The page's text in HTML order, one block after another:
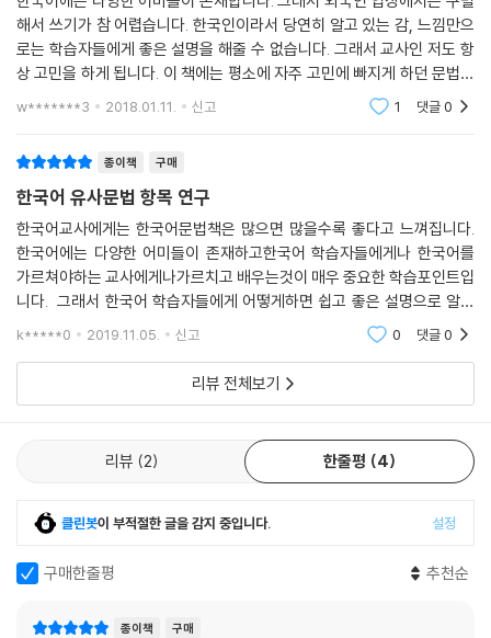
: -네(요) , -는군요 , -는구나
5.8 부담 제거 표현
: -어 버리다 , -어 치우다
5.9 상태 지속 표현
5.10 성취 표현
: -고 말다, -어 내다
5.11 속성 판단 표현
: -은/는 편이다, -은/는 축에 들다 , -은/는 감이 있다
5.12 안타까움 표현
: -고 말다 , -어 버리다
5.13 알려 주기 표현
: -거든(요) , -잖아(요) , -더라고(요) , -는답니다
5.14 의도 및 계획 표현
: -겠- , -을게(요) , -을래(요) , -을 것이다 , -고자 하다 , -으려고 하다 ,
-을까 보다 , -을까 싶다 , -을테다
: -어야 되다 , -어야 하다
: -읍시다 , -을까(요) , -을래(요) , -지(요) , -지그래(요)
: -고 있다 , -는 중이다
: -은/는/을 게 틀림없다, -겠--을 것이다 , -을 테다(-을 테니까, -을 테
해서 쓰기가 참 어렵습니다. 한국인이라서 당연히 알고 있는 감, 느낌만으
로는 학습자들에게 좋은 설명을 해줄 수 없습니다. 그래서 교사인 저도 항
상 고민을 하게 됩니다. 이 책에는 평소에 자주 고민에 빠지게 하던 문법들
만 모아져 있습니다. 그러나 책 내용을 모두 학습자에게 전달할 순 없겠지
w*******3 2018.01.11. 신고 1 댓글0
종이책 구매
한국어 유사문법 항목 연구
한국어교사에게는 한국어문법책은 많으면 많을수록 좋다고 느껴집니다.
한국어에는 다양한 어미들이 존재하고한국어 학습자들에게나 한국어를
가르쳐야하는 교사에게나가르치고 배우는것이 매우 중요한 학습포인트입
니다. 그래서 한국어 학습자들에게 어떻게하면 쉽고 좋은 설명으로 알려
줄 수 있을까 고민하게 됩니다.다양한 문법책이 있었지만 한국어교사들의
k*****0 2019.11.05. 신고 0 댓글0
리뷰 전체보기
리뷰 2 한줄평 4
클린봇이 부적절한 글을 감지 중입니다. 설정
구매한줄평 추천순
종이책 구매